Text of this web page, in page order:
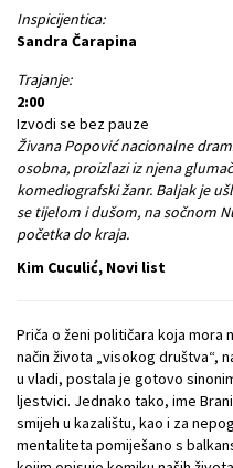
Inspicijentica:
Sandra Čarapina
Trajanje:
2:00
Izvodi se bez pauze
Živana Popović nacionalne
osobna, proizlazi iz njena
komediografski žanr. Baljak je
se tijelom i dušom, na sočnom
početka do kraja.
Kim Cuculić, Novi list
Priča o ženi političara koja mora
način života „visokog društva“,
u vladi, postala je gotovo
ljestvici. Jednako tako, ime
smijeh u kazalištu, kao i za
mentaliteta pomiješano s